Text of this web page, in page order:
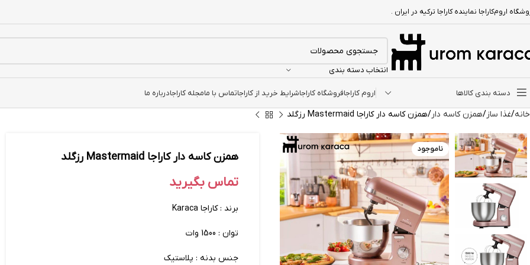
اروم‌کاراجا نماینده کاراجا ترکیه در ایران .
انتخاب دسته بندی
دسته بندی کالاها اروم کاراجافروشگاه کاراجاشرایط خرید از کاراجاتماس با مامجله کاراجادرباره ما
خانه غذا ساز همزن کاسه‌ دار همزن کاسه دار کاراجا Mastermaid رزگلد
ناموجود
همزن کاسه دار کاراجا Mastermaid رزگلد
تماس بگیرید
برند : کاراجا Karaca
توان : 1500 وات
جنس بدنه : پلاستیک